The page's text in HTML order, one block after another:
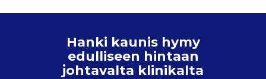
Hanki kaunis hymy
edulliseen hintaan
johtavalta klinikalta